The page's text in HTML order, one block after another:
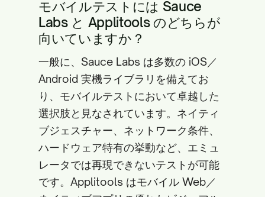
モバイルテストには Sauce
Labs と Applitools のどちらが
向いていますか？
一般に、Sauce Labs は多数の iOS／
Android 実機ライブラリを備えてお
り、モバイルテストにおいて卓越した
選択肢と見なされています。ネイティ
ブジェスチャー、ネットワーク条件、
ハードウェア特有の挙動など、エミュ
レータでは再現できないテストが可能
です。Applitools はモバイル Web／